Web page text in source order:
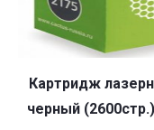
Картридж
черный